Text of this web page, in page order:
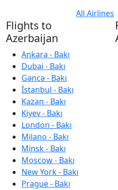
All Airlines
Flights to
Azerbaijan
Ankara - Bakı
Dubai - Bakı
Gəncə - Bakı
İstanbul - Bakı
Kazan - Bakı
Kiyev - Bakı
London - Bakı
Milano - Bakı
Minsk - Bakı
Moscow - Bakı
New York - Bakı
Prague - Bakı